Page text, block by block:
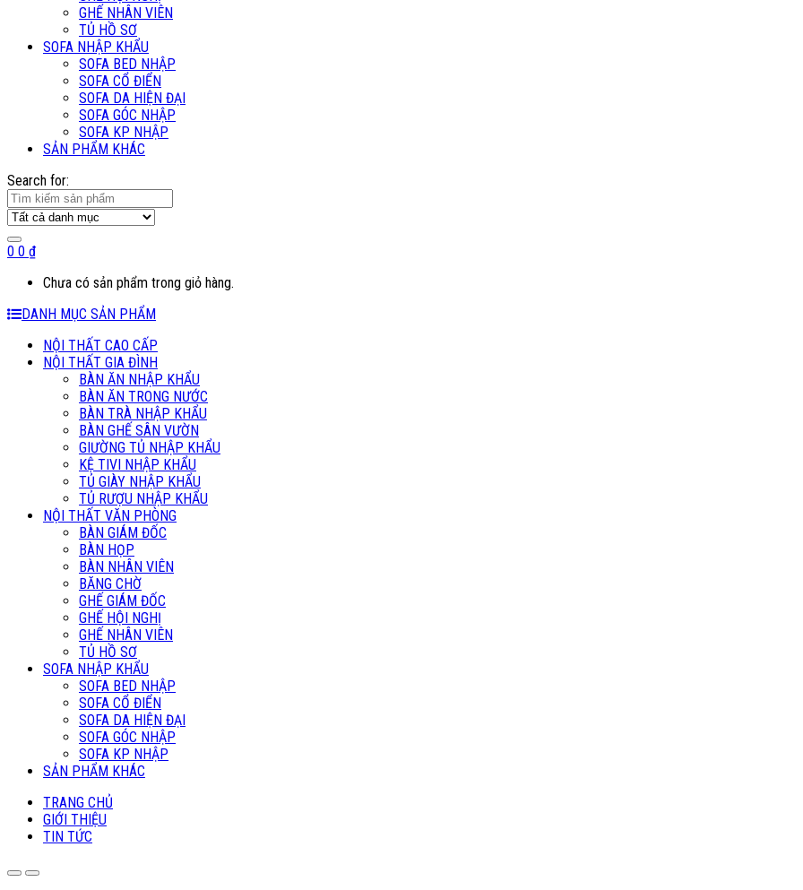
GHẾ NHÂN VIÊN
TỦ HỒ SƠ
SOFA NHẬP KHẨU
SOFA BED NHẬP
SOFA CỔ ĐIỂN
SOFA DA HIỆN ĐẠI
SOFA GÓC NHẬP
SOFA KP NHẬP
SẢN PHẨM KHÁC
Search for:
0 0 ₫
Chưa có sản phẩm trong giỏ hàng.
DANH MỤC SẢN PHẨM
NỘI THẤT CAO CẤP
NỘI THẤT GIA ĐÌNH
BÀN ĂN NHẬP KHẨU
BÀN ĂN TRONG NƯỚC
BÀN TRÀ NHẬP KHẨU
BÀN GHẾ SÂN VƯỜN
GIƯỜNG TỦ NHẬP KHẨU
KỆ TIVI NHẬP KHẨU
TỦ GIÀY NHẬP KHẨU
TỦ RƯỢU NHẬP KHẨU
NỘI THẤT VĂN PHÒNG
BÀN GIÁM ĐỐC
BÀN HỌP
BÀN NHÂN VIÊN
BĂNG CHỜ
GHẾ GIÁM ĐỐC
GHẾ HỘI NGHỊ
GHẾ NHÂN VIÊN
TỦ HỒ SƠ
SOFA NHẬP KHẨU
SOFA BED NHẬP
SOFA CỔ ĐIỂN
SOFA DA HIỆN ĐẠI
SOFA GÓC NHẬP
SOFA KP NHẬP
SẢN PHẨM KHÁC
TRANG CHỦ
GIỚI THIỆU
TIN TỨC